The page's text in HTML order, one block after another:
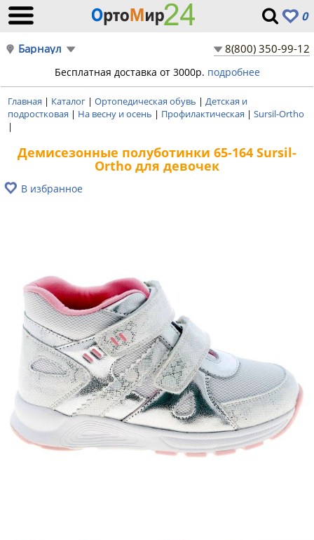
0
Барнаул 8(800) 350-99-12
Бесплатная доставка от 3000р. подробнее
Главная | Каталог | Ортопедическая обувь | Детская и
подростковая | На весну и осень | Профилактическая | Sursil-Ortho
|
Демисезонные полуботинки 65-164 Sursil-
Ortho для девочек
В избранное